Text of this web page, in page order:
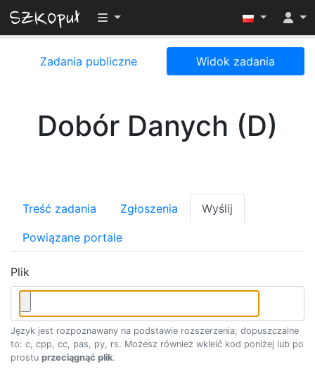
Przełącz widoczność menu
Zadania publiczne Widok zadania
Dobór Danych (D)
Treść zadania Zgłoszenia Wyślij
Powiązane portale
Plik
Język jest rozpoznawany na podstawie rozszerzenia; dopuszczalne
to: c, cpp, cc, pas, py, rs. Możesz również wkleić kod poniżej lub po
prostu przeciągnąć plik.